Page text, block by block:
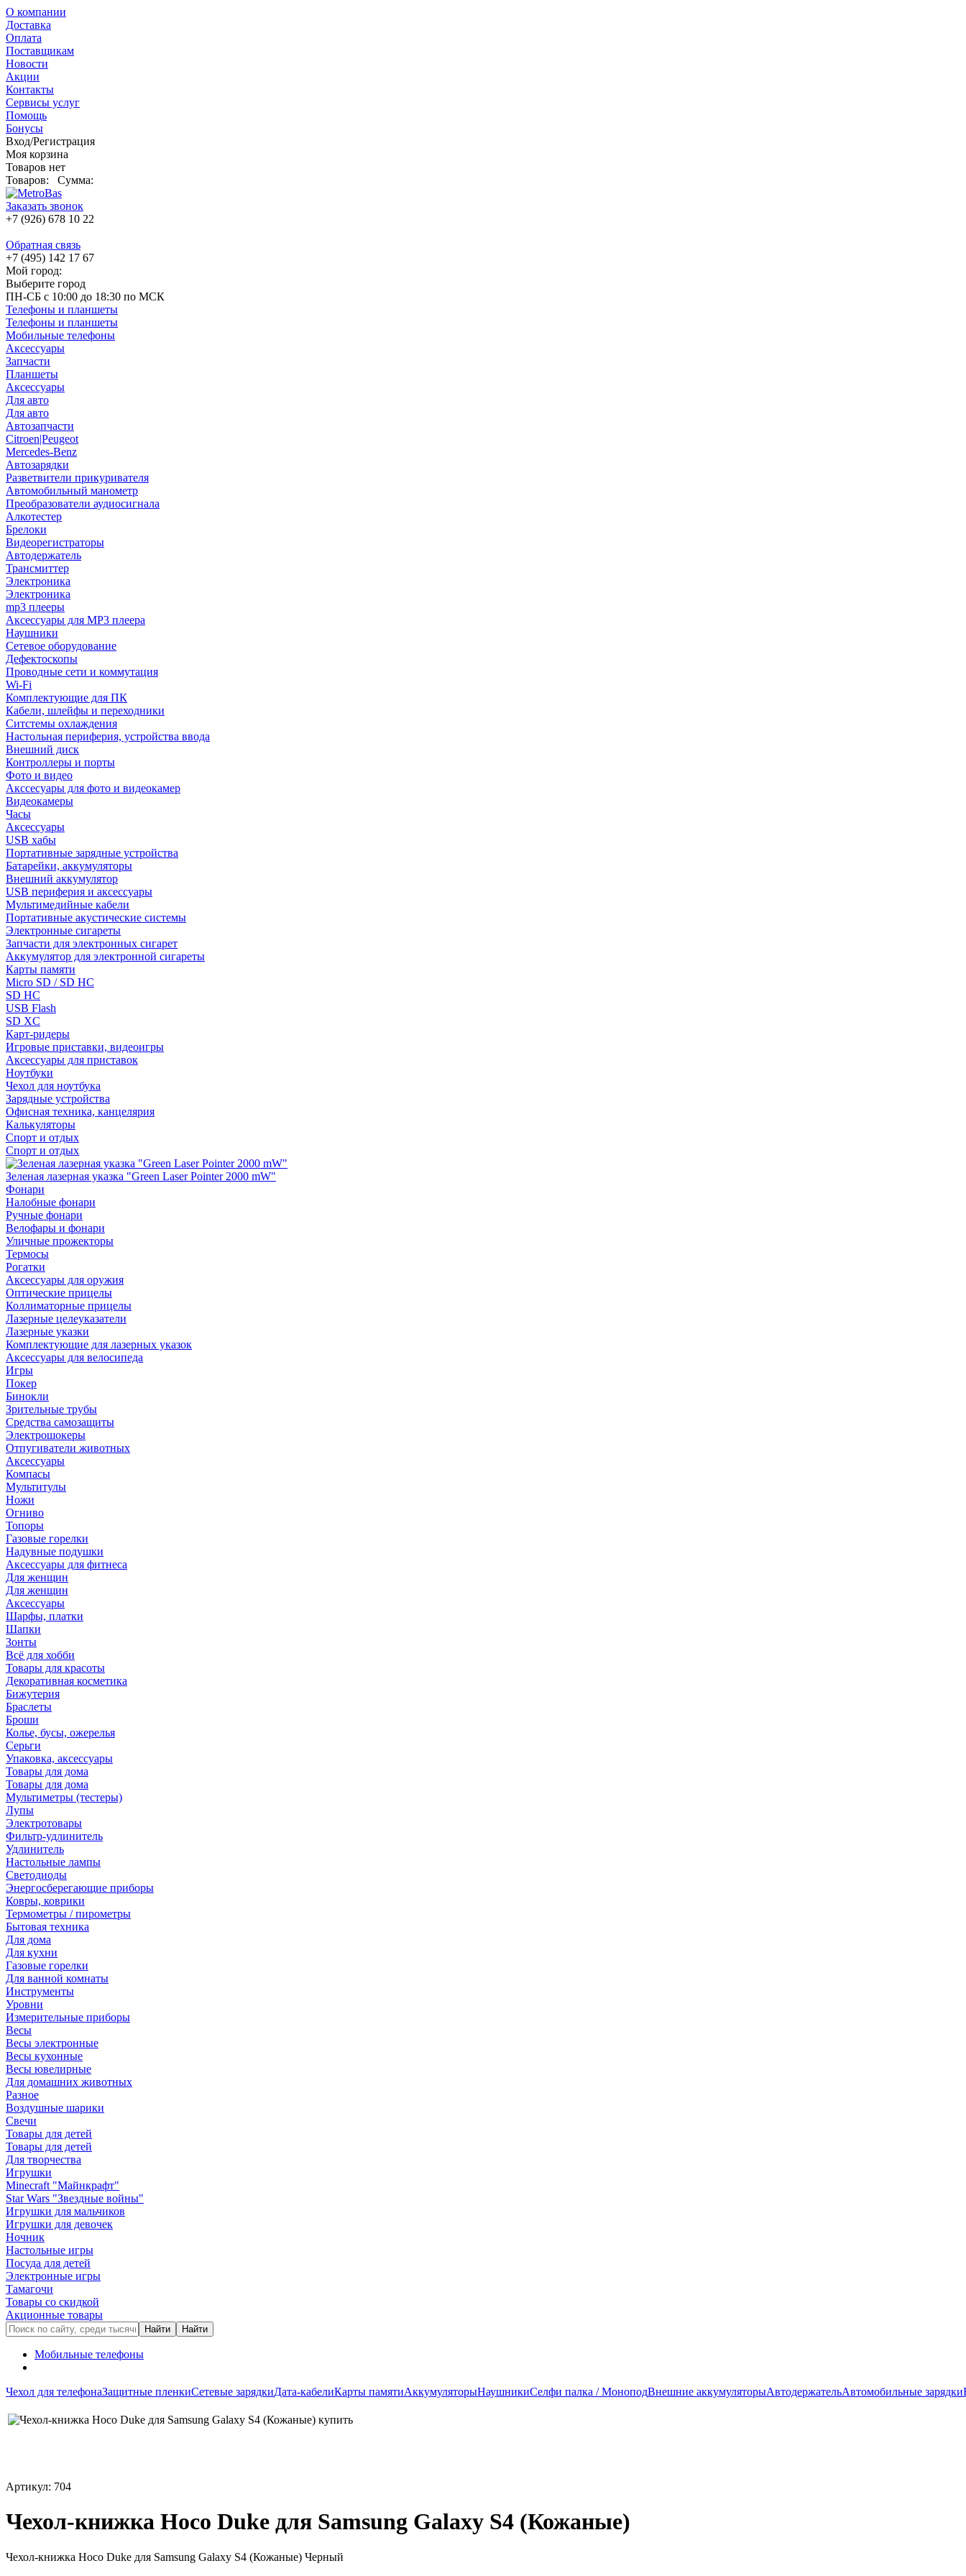
О компании
Доставка
Оплата
Поставщикам
Новости
Акции
Контакты
Сервисы услуг
Помощь
Бонусы
Вход/Регистрация
Моя корзина
Товаров нет
Товаров:
Сумма:
Заказать звонок
+7 (926) 678 10 22
Обратная связь
+7 (495) 142 17 67
Мой город:
Выберите город
ПН-СБ с 10:00 до 18:30 по МСК
Телефоны и планшеты
Телефоны и планшеты
Мобильные телефоны
Аксессуары
Запчасти
Планшеты
Аксессуары
Для авто
Для авто
Автозапчасти
Citroen|Peugeot
Mercedes-Benz
Автозарядки
Разветвители прикуривателя
Автомобильный манометр
Преобразователи аудиосигнала
Алкотестер
Брелоки
Видеорегистраторы
Автодержатель
Трансмиттер
Электроника
Электроника
mp3 плееры
Аксессуары для MP3 плеера
Наушники
Сетевое оборудование
Дефектоскопы
Проводные сети и коммутация
Wi-Fi
Комплектующие для ПК
Кабели, шлейфы и переходники
Ситстемы охлаждения
Настольная периферия, устройства ввода
Внешний диск
Контроллеры и порты
Фото и видео
Акссесуары для фото и видеокамер
Видеокамеры
Часы
Аксессуары
USB хабы
Портативные зарядные устройства
Батарейки, аккумуляторы
Внешний аккумулятор
USB периферия и аксессуары
Мультимедийные кабели
Портативные акустические системы
Электронные сигареты
Запчасти для электронных сигарет
Аккумулятор для электронной сигареты
Карты памяти
Micro SD / SD HC
SD HC
USB Flash
SD XC
Карт-ридеры
Игровые приставки, видеоигры
Аксессуары для приставок
Ноутбуки
Чехол для ноутбука
Зарядные устройства
Офисная техника, канцелярия
Калькуляторы
Спорт и отдых
Спорт и отдых
Зеленая лазерная указка "Green Laser Pointer 2000 mW"
Фонари
Налобные фонари
Ручные фонари
Велофары и фонари
Уличные прожекторы
Термосы
Рогатки
Аксессуары для оружия
Оптические прицелы
Коллиматорные прицелы
Лазерные целеуказатели
Лазерные указки
Комплектующие для лазерных указок
Аксессуары для велосипеда
Игры
Покер
Бинокли
Зрительные трубы
Средства самозащиты
Электрошокеры
Отпугиватели животных
Аксессуары
Компасы
Мультитулы
Ножи
Огниво
Топоры
Газовые горелки
Надувные подушки
Аксессуары для фитнеса
Для женщин
Для женщин
Аксессуары
Шарфы, платки
Шапки
Зонты
Всё для хобби
Товары для красоты
Декоративная косметика
Бижутерия
Браслеты
Броши
Колье, бусы, ожерелья
Серьги
Упаковка, аксессуары
Товары для дома
Товары для дома
Мультиметры (тестеры)
Лупы
Электротовары
Фильтр-удлинитель
Удлинитель
Настольные лампы
Светодиоды
Энергосберегающие приборы
Ковры, коврики
Термометры / пирометры
Бытовая техника
Для дома
Для кухни
Газовые горелки
Для ванной комнаты
Инструменты
Уровни
Измерительные приборы
Весы
Весы электронные
Весы кухонные
Весы ювелирные
Для домашних животных
Разное
Воздушные шарики
Свечи
Товары для детей
Товары для детей
Для творчества
Игрушки
Minecraft "Майнкрафт"
Star Wars "Звездные войны"
Игрушки для мальчиков
Игрушки для девочек
Ночник
Настольные игры
Посуда для детей
Электронные игры
Тамагочи
Товары со скидкой
Акционные товары
Мобильные телефоны
Чехол для телефонаЗащитные пленкиСетевые зарядкиДата-кабелиКарты памятиАккумуляторыНаушникиСелфи палка / МоноподВнешние аккумуляторыАвтодержательАвтомобильные зарядки
Артикул: 704
Чехол-книжка Hoco Duke для Samsung Galaxy S4 (Кожаные)
Чехол-книжка Hoco Duke для Samsung Galaxy S4 (Кожаные) Черный